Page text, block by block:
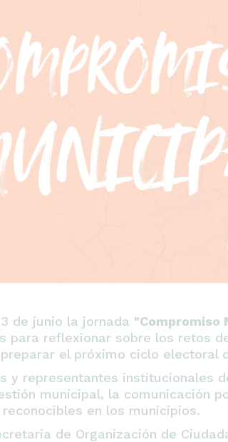
de junio la jornada "Compromiso
para reflexionar sobre los retos
el próximo ciclo electoral
y representantes institucionales
municipal, la comunicación
en los municipios.
de Organización de